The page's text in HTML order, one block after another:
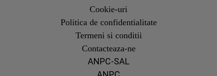
Cookie-uri
Politica de confidentialitate
Termeni si conditii
Contacteaza-ne
ANPC-SAL